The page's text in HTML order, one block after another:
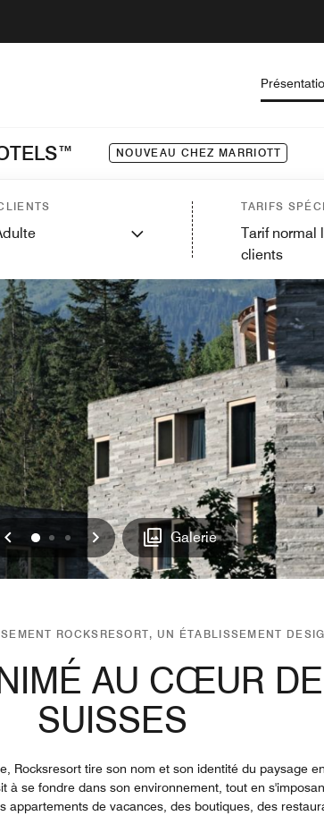
NOUVEAU CHEZ MARRIOTT
TARIFS
Tarif normal
clients
Précédent
0 1 2 Suivant Galerie
ROCKSRESORT, UN ÉTABLISSEMENT
AU CŒUR
SUISSES
Rocksresort tire son nom et son identité du paysage
à se fondre dans son environnement, tout en
appartements de vacances, des boutiques, des